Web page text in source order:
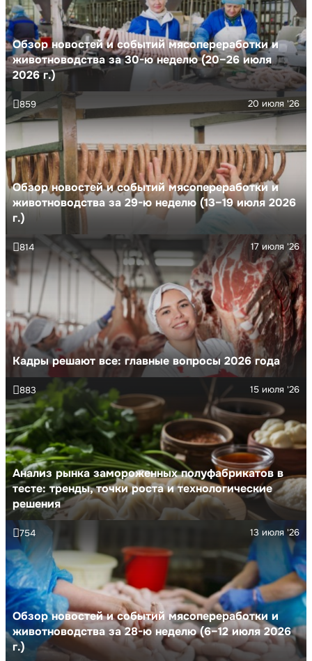
Обзор новостей и событий мясопереработки и
животноводства за 30-ю неделю (20–26 июля
2026 г.)
Обзор новостей и событий мясопереработки и
животноводства за 29-ю неделю (13–19 июля 2026
г.)
20 июля '26
859
Кадры решают все: главные вопросы 2026 года
17 июля '26
814
Анализ рынка замороженных полуфабрикатов в
тесте: тренды, точки роста и технологические
решения
15 июля '26
883
Обзор новостей и событий мясопереработки и
животноводства за 28-ю неделю (6–12 июля 2026
г.)
13 июля '26
754